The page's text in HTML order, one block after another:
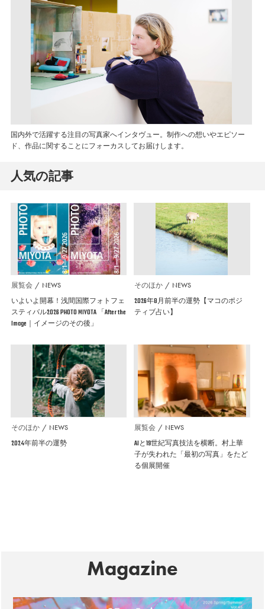
国内外で活躍する注目の写真家へインタヴュー。制作への想いやエピソー
ド、作品に関することにフォーカスしてお届けします。
人気の記事
展覧会 NEWS
いよいよ開幕！浅間国際フォトフェ
スティバル2026 PHOTO MIYOTA 「After the
Image｜イメージのその後」
そのほか NEWS
2026年8月前半の運勢【マコのポジ
ティブ占い】
そのほか NEWS
2024年前半の運勢
展覧会 NEWS
AIと19世紀写真技法を横断。村上華
子が失われた「最初の写真」をたど
る個展開催
Magazine